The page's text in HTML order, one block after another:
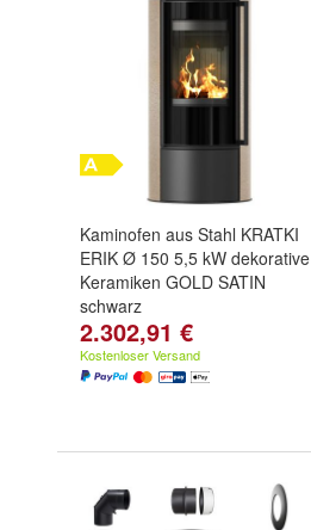
Kaminofen aus Stahl KRATKI
ERIK Ø 150 5,5 kW dekorative
Keramiken GOLD SATIN
schwarz
2.302,91 €
Kostenloser Versand